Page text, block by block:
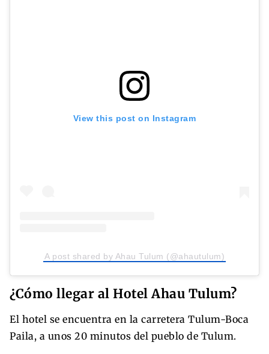
View this post on Instagram
A post shared by Ahau Tulum (@ahautulum)
¿Cómo llegar al Hotel Ahau Tulum?
El hotel se encuentra en la carretera Tulum-Boca
Paila, a unos 20 minutos del pueblo de Tulum.